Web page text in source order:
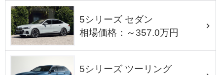
5シリーズ セダン
相場価格：～357.0万円
5シリーズ ツーリング